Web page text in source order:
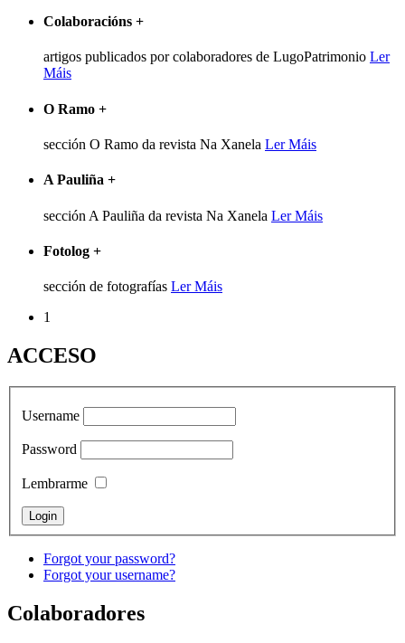
Colaboracións +
artigos publicados por colaboradores de LugoPatrimonio Ler
Máis
O Ramo +
sección O Ramo da revista Na Xanela Ler Máis
A Pauliña +
sección A Pauliña da revista Na Xanela Ler Máis
Fotolog +
sección de fotografías Ler Máis
1
ACCESO
Username
Password
Lembrarme
Forgot your password?
Forgot your username?
Colaboradores